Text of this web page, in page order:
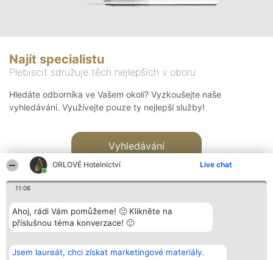
ORLOVÉ Hotelnictví Live chat
11:06
Ahoj, rádi Vám pomůžeme! 🙂 Klikněte na
příslušnou téma konverzace! 🙂
Jsem laureát, chci získat marketingové materiály.
Najít specialistu
Plebiscit sdružuje těch nejlepších v oboru
Hledáte odborníka ve Vašem okolí? Vyzkoušejte naše
vyhledávání. Využívejte pouze ty nejlepší služby!
Vyhledávání
Bright Side Solutions sp. z o.
o. sp. k.
Vítězové
Seznam všech
Kontakt